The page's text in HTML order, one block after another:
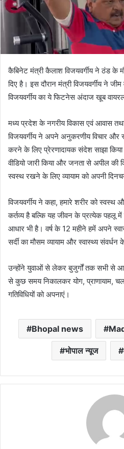
कैबिनेट मंत्री कैलाश विजयवर्गीय ने ठंड के
दिए है। इस दौरान मंत्री विजयवर्गीय ने
विजयवर्गीय का ये फिटनेस अंदाज खूब वायरल
मध्य प्रदेश के नगरीय विकास एवं आवास
विजयवर्गीय ने अपने अनुकरणीय विचार और
करने के लिए प्रेरणादायक संदेश साझा
वीडियो जारी किया और जनता से अपील
स्वस्थ रखने के लिए व्यायाम को अपनी
विजयवर्गीय ने कहा, हमारे शरीर को
कर्तव्य है बल्कि यह जीवन के प्रत्येक पहलू
आधार भी है। वर्ष के 12 महीने हमें अपने
सर्दी का मौसम व्यायाम और स्वास्थ्य
उन्होंने युवाओं से लेकर बुजुर्गों तक सभी से
से कुछ समय निकालकर योग, प्राणायाम,
गतिविधियों को अपनाएं।
Bhopal news
भोपाल न्यूज